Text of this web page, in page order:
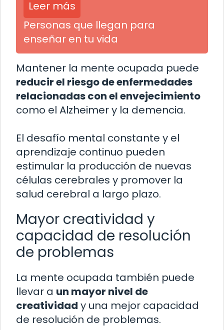
Leer más
Personas que llegan para
enseñar en tu vida
Mantener la mente ocupada puede
reducir el riesgo de enfermedades
relacionadas con el envejecimiento
como el Alzheimer y la demencia.
El desafío mental constante y el
aprendizaje continuo pueden
estimular la producción de nuevas
células cerebrales y promover la
salud cerebral a largo plazo.
Mayor creatividad y
capacidad de resolución
de problemas
La mente ocupada también puede
llevar a un mayor nivel de
creatividad y una mejor capacidad
de resolución de problemas.